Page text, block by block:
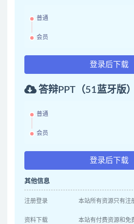
普通
会员
登录后下载
答辩PPT（51蓝牙版）
普通
会员
登录后下载
其他信息
注册登录 本站所有资源只有注
资料下载
本站有付费资源和免